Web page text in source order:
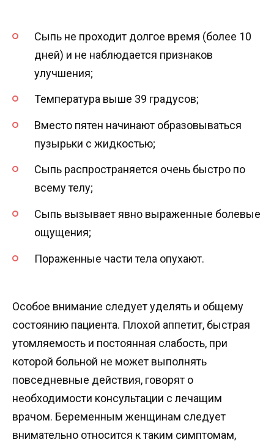
Сыпь не проходит долгое время (более 10
дней) и не наблюдается признаков
улучшения;
Температура выше 39 градусов;
Вместо пятен начинают образовываться
пузырьки c жидкостью;
Сыпь распространяется очень быстро по
всему телу;
Сыпь вызывает явно выраженные болевые
ощущения;
Пораженные части тела опухают.
Особое внимание следует уделять и общему
состоянию пациента. Плохой аппетит, быстрая
утомляемость и постоянная слабость, при
которой больной не может выполнять
повседневные действия, говорят о
необходимости консультации с лечащим
врачом. Беременным женщинам следует
внимательно относится к таким симптомам,